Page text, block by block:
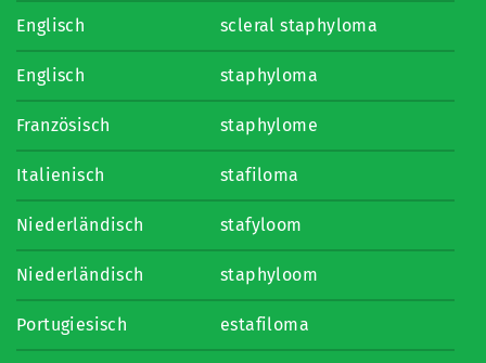
Englisch scleral staphyloma
Englisch staphyloma
Französisch staphylome
Italienisch stafiloma
Niederländisch stafyloom
Niederländisch staphyloom
Portugiesisch estafiloma